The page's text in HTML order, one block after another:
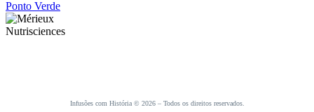
Infusões com História © 2026 – Todos os direitos reservados.